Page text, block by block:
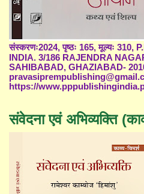
संस्करणः2024, पृष्ठः 165, मूल्यः 310,
INDIA. 3/186 RAJENDRA
SAHIBABAD, GHAZIABAD-
https://
संवेदना एवं अभिव्यक्ति